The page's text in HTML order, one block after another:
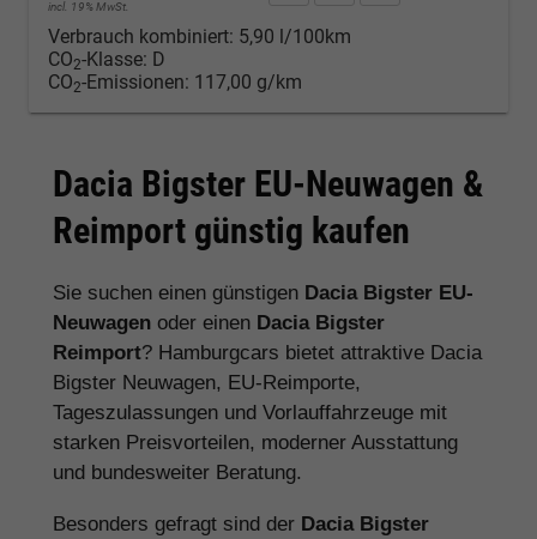
incl. 19% MwSt.
Verbrauch kombiniert: 5,90 l/100km
CO2-Klasse: D
CO2-Emissionen: 117,00 g/km
Dacia Bigster EU-Neuwagen &
Reimport günstig kaufen
Sie suchen einen günstigen Dacia Bigster EU-
Neuwagen oder einen Dacia Bigster
Reimport? Hamburgcars bietet attraktive Dacia
Bigster Neuwagen, EU-Reimporte,
Tageszulassungen und Vorlauffahrzeuge mit
starken Preisvorteilen, moderner Ausstattung
und bundesweiter Beratung.
Besonders gefragt sind der Dacia Bigster